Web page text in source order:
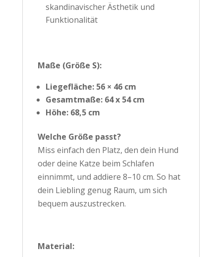
skandinavischer Ästhetik und
Funktionalität
Maße (Größe S):
Liegefläche: 56 × 46 cm
Gesamtmaße: 64 x 54 cm
Höhe: 68,5 cm
Welche Größe passt?
Miss einfach den Platz, den dein Hund
oder deine Katze beim Schlafen
einnimmt, und addiere 8–10 cm. So hat
dein Liebling genug Raum, um sich
bequem auszustrecken.
Material: